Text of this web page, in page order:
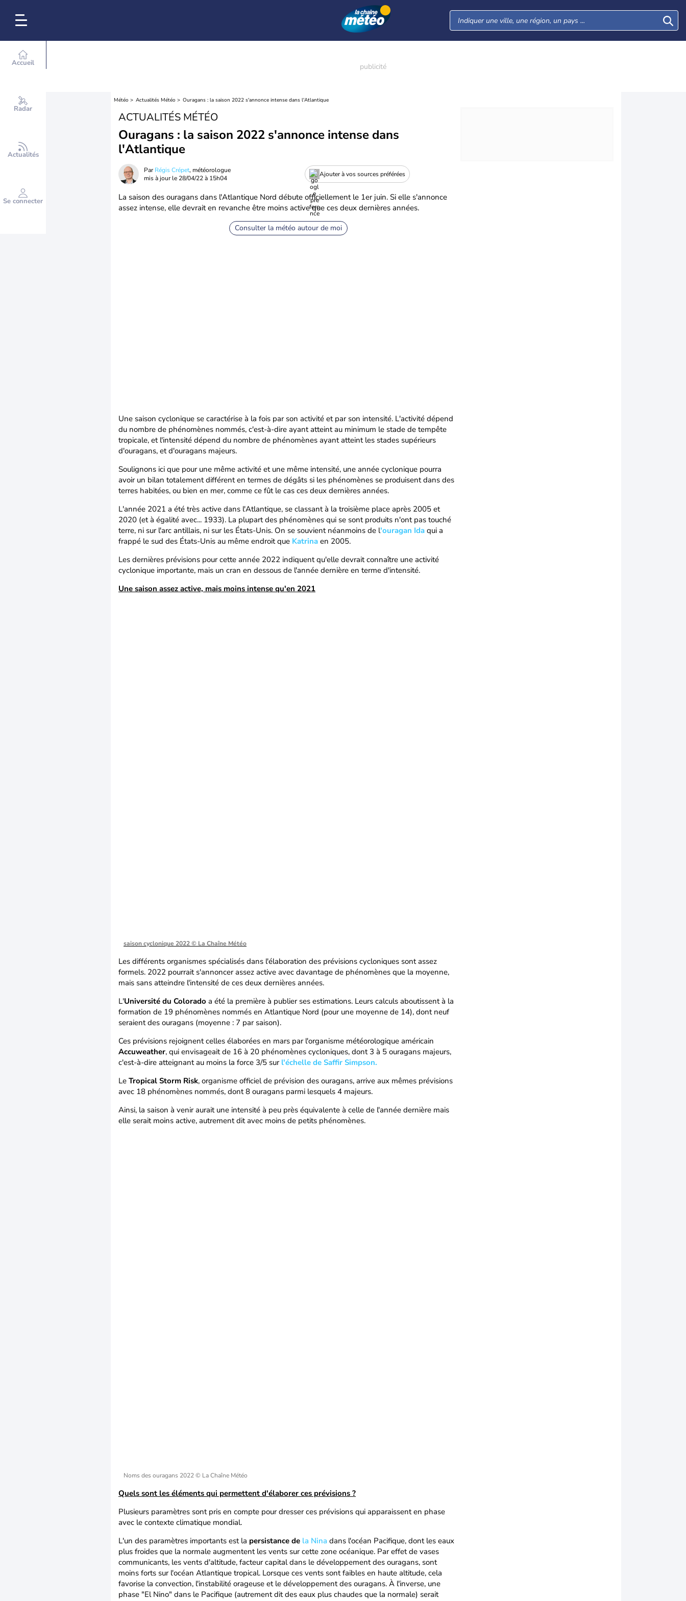
Accueil
Radar
Actualités
Se connecter
Météo Actualités Météo Ouragans : la saison 2022 s'annonce intense dans l'Atlantique
ACTUALITÉS MÉTÉO
Ouragans : la saison 2022 s'annonce intense dans
l'Atlantique
ParRégis Crépet, météorologue
mis à jour le 28/04/22 à 15h04
Ajouter à vos sources préférées
La saison des ouragans dans l'Atlantique Nord débute officiellement le 1er juin. Si elle s'annonce
assez intense, elle devrait en revanche être moins active que ces deux dernières années.
Consulter la météo autour de moi
Une saison cyclonique se caractérise à la fois par son activité et par son intensité. L'activité dépend
du nombre de phénomènes nommés, c'est-à-dire ayant atteint au minimum le stade de tempête
tropicale, et l'intensité dépend du nombre de phénomènes ayant atteint les stades supérieurs
d'ouragans, et d'ouragans majeurs.
Soulignons ici que pour une même activité et une même intensité, une année cyclonique pourra
avoir un bilan totalement différent en termes de dégâts si les phénomènes se produisent dans des
terres habitées, ou bien en mer, comme ce fût le cas ces deux dernières années.
L'année 2021 a été très active dans l'Atlantique, se classant à la troisième place après 2005 et
2020 (et à égalité avec... 1933). La plupart des phénomènes qui se sont produits n'ont pas touché
terre, ni sur l'arc antillais, ni sur les États-Unis. On se souvient néanmoins de l'ouragan Ida qui a
frappé le sud des États-Unis au même endroit que Katrina en 2005.
Les dernières prévisions pour cette année 2022 indiquent qu'elle devrait connaître une activité
cyclonique importante, mais un cran en dessous de l'année dernière en terme d'intensité.
Une saison assez active, mais moins intense qu'en 2021
saison cyclonique 2022© La Chaîne Météo
Les différents organismes spécialisés dans l'élaboration des prévisions cycloniques sont assez
formels. 2022 pourrait s'annoncer assez active avec davantage de phénomènes que la moyenne,
mais sans atteindre l'intensité de ces deux dernières années.
L'Université du Colorado a été la première à publier ses estimations. Leurs calculs aboutissent à la
formation de 19 phénomènes nommés en Atlantique Nord (pour une moyenne de 14), dont neuf
seraient des ouragans (moyenne : 7 par saison).
Ces prévisions rejoignent celles élaborées en mars par l'organisme météorologique américain
Accuweather, qui envisageait de 16 à 20 phénomènes cycloniques, dont 3 à 5 ouragans majeurs,
c'est-à-dire atteignant au moins la force 3/5 sur l'échelle de Saffir Simpson.
Le Tropical Storm Risk, organisme officiel de prévision des ouragans, arrive aux mêmes prévisions
avec 18 phénomènes nommés, dont 8 ouragans parmi lesquels 4 majeurs.
Ainsi, la saison à venir aurait une intensité à peu près équivalente à celle de l'année dernière mais
elle serait moins active, autrement dit avec moins de petits phénomènes.
Noms des ouragans 2022© La Chaîne Météo
Quels sont les éléments qui permettent d'élaborer ces prévisions ?
Plusieurs paramètres sont pris en compte pour dresser ces prévisions qui apparaissent en phase
avec le contexte climatique mondial.
L'un des paramètres importants est la persistance de la Nina dans l'océan Pacifique, dont les eaux
plus froides que la normale augmentent les vents sur cette zone océanique. Par effet de vases
communicants, les vents d'altitude, facteur capital dans le développement des ouragans, sont
moins forts sur l'océan Atlantique tropical. Lorsque ces vents sont faibles en haute altitude, cela
favorise la convection, l'instabilité orageuse et le développement des ouragans. À l'inverse, une
phase "El Nino" dans le Pacifique (autrement dit des eaux plus chaudes que la normale) serait